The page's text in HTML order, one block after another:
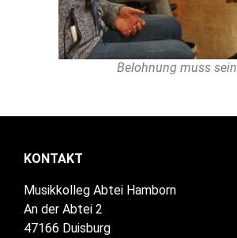
Belohnung muss sein
KONTAKT
Musikkolleg Abtei Hamborn
An der Abtei 2
47166 Duisburg